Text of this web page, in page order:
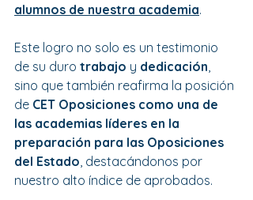
alumnos de nuestra academia.
Este logro no solo es un testimonio
de su duro trabajo y dedicación
sino que también reafirma la posición
de CET Oposiciones como una de
las academias líderes en la
preparación para las Oposiciones
del Estado , destacándonos por
nuestro alto índice de aprobados.